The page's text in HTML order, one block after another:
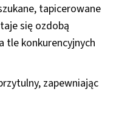
tapicerowane
się ozdobą
tle konkurencyjnych
zapewniając